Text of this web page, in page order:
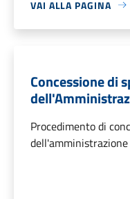
VAI ALLA PAGINA
Concessione di
Procedimento di